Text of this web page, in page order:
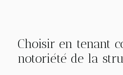
Choisir en tenant
notoriété de la